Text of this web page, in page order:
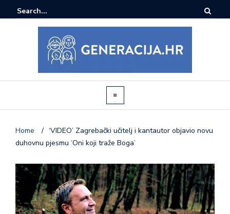
Home / ‘VIDEO’ Zagrebački učitelj i kantautor objavio novu
duhovnu pjesmu ‘Oni koji traže Boga’